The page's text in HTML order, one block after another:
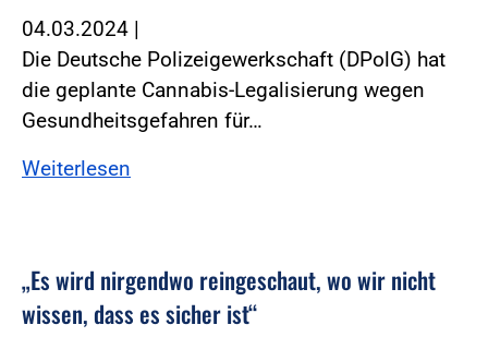
04.03.2024 |
Die Deutsche Polizeigewerkschaft (DPolG) hat
die geplante Cannabis-Legalisierung wegen
Gesundheitsgefahren für…
Weiterlesen
„Es wird nirgendwo reingeschaut, wo wir nicht
wissen, dass es sicher ist“